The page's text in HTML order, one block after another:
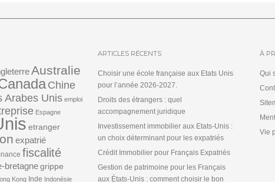
Australie
Chine
Arabes Unis emploi
Espagne
etranger
expatrié
fiscalité
bretagnegrippe
Kong Inde Indonésie
ARTICLES RÉCENTS
Choisir une école française aux Etats Unis
pour l’année 2026-2027.
Droits des étrangers : quel
accompagnement juridique
Investissement immobilier aux Etats-Unis :
un choix déterminant pour les expatriés
Crédit Immobilier pour Français Expatriés
Gestion de patrimoine pour les Français
aux États-Unis : comment choisir le bon
À
Qui
Vie